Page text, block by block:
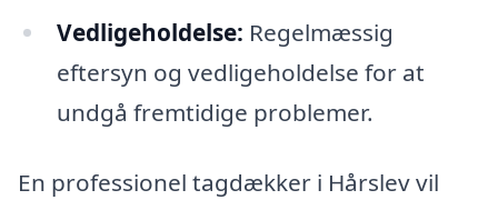
Vedligeholdelse: Regelmæssig
eftersyn og vedligeholdelse for at
undgå fremtidige problemer.
En professionel tagdækker i Hårslev vil